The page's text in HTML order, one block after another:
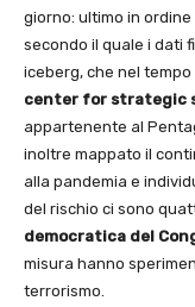
giorno: ultimo in ordine
secondo il quale i dati
iceberg, che nel
center for strategic
appartenente al
inoltre mappato il
alla pandemia e
del rischio ci sono
democratica del
misura hanno
terrorismo.